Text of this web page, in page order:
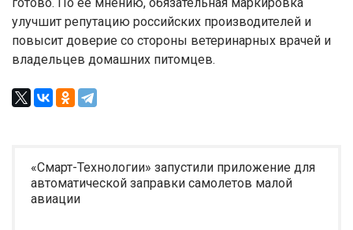
улучшит репутацию российских производителей и
повысит доверие со стороны ветеринарных врачей и
владельцев домашних питомцев.
«Смарт-Технологии» запустили приложение для
автоматической заправки самолетов малой
авиации